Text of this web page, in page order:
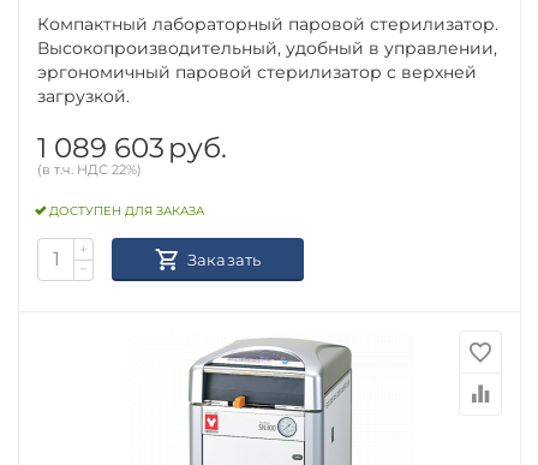
Компактный лабораторный паровой стерилизатор.
Высокопроизводительный, удобный в управлении,
эргономичный паровой стерилизатор с верхней
загрузкой.
1 089 603 руб.
(в т.ч. НДС 22%)
ДОСТУПЕН ДЛЯ ЗАКАЗА
+
−
Заказать